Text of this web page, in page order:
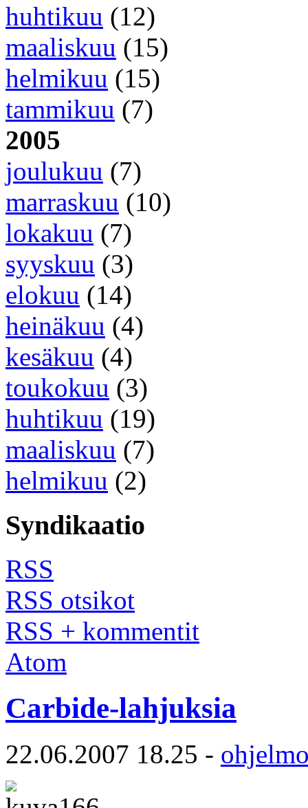
huhtikuu (12)
maaliskuu (15)
helmikuu (15)
tammikuu (7)
2005
joulukuu (7)
marraskuu (10)
lokakuu (7)
syyskuu (3)
elokuu (14)
heinäkuu (4)
kesäkuu (4)
toukokuu (3)
huhtikuu (19)
maaliskuu (7)
helmikuu (2)
Syndikaatio
RSS
RSS otsikot
RSS + kommentit
Atom
Carbide-lahjuksia
22.06.2007 18.25 -